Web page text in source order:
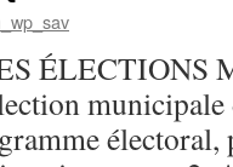
ÉLECTIONS
municipale
électoral,